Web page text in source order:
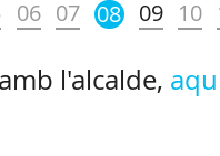
06 07 08 09 10
l'alcalde,